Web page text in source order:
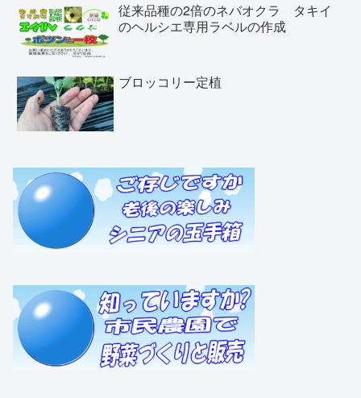
従来品種の2倍のネバオクラ タキイ
のヘルシエ専用ラベルの作成
ブロッコリー定植